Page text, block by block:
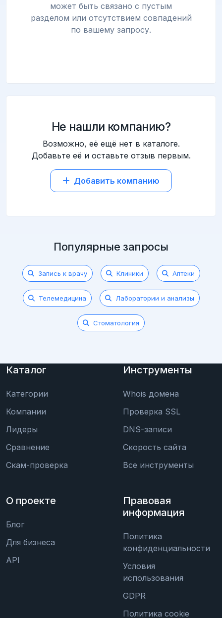
может быть связано с пустым
разделом или отсутствием совпадений
по вашему запросу.
Не нашли компанию?
Возможно, её ещё нет в каталоге.
Добавьте её и оставьте отзыв первым.
Добавить компанию
Популярные запросы
Запись к врачу Клиники Аптеки
Телемедицина Лаборатории и анализы
Стоматология
Каталог
Категории
Компании
Лидеры
Сравнение
Скам-проверка
Инструменты
Whois домена
Проверка SSL
DNS-записи
Скорость сайта
Все инструменты
О проекте
Блог
Для бизнеса
API
Правовая
информация
Политика
конфиденциальности
Условия
использования
GDPR
Политика cookie